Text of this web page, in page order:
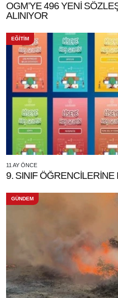
OGM’YE 496 YENİ
ALINIYOR
EĞİTİM
11 AY ÖNCE
9. SINIF
GÜNDEM